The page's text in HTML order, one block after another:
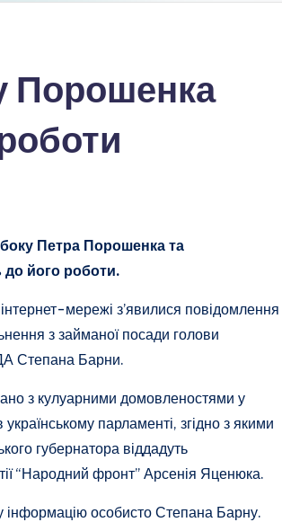
Порошенка
Петра Порошенка та
до його роботи.
мережі з’явилися повідомлення
з займаної посади голови
Степана Барни.
з кулуарними домовленостями у
українському парламенті, згідно з якими
губернатора віддадуть
“Народний фронт” Арсенія Яценюка.
інформацію особисто Степана Барну.